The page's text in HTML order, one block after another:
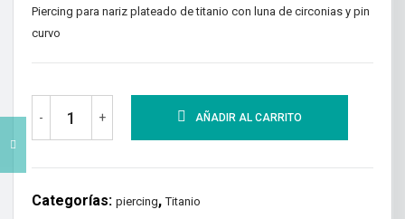
Piercing para nariz plateado de titanio con luna de circonias y pin
curvo
- + AÑADIR AL CARRITO
Categorías: piercing,Titanio